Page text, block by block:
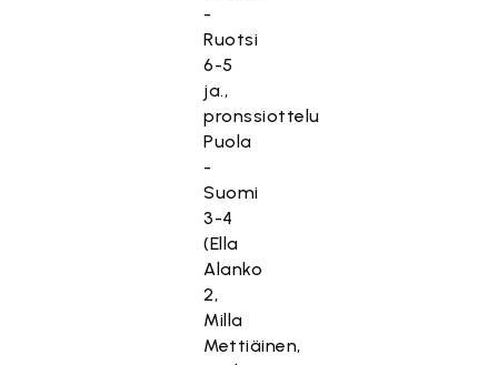
-
Ruotsi
6-5
ja.,
pronssiottelu
Puola
-
Suomi
3-4
(Ella
Alanko
2,
Milla
Mettiäinen,